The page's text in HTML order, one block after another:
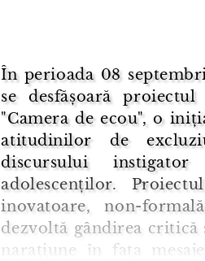
În perioada 08
se desfășoară
"Camera de ecou", o
atitudinilor de
discursului
adolescenților.
inovatoare, non-
dezvoltă gândirea critică
narațiune în fața